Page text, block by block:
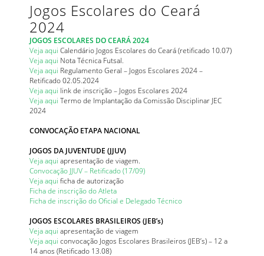
Jogos Escolares do Ceará
2024
JOGOS ESCOLARES DO CEARÁ 2024
Veja aqui Calendário Jogos Escolares do Ceará (retificado 10.07)
Veja aqui Nota Técnica Futsal.
Veja aqui Regulamento Geral – Jogos Escolares 2024 –
Retificado 02.05.2024
Veja aqui link de inscrição – Jogos Escolares 2024
Veja aqui Termo de Implantação da Comissão Disciplinar JEC
2024
CONVOCAÇÃO ETAPA NACIONAL
JOGOS DA JUVENTUDE (JJUV)
Veja aqui apresentação de viagem.
Convocação JJUV – Retificado (17/09)
Veja aqui ficha de autorização
Ficha de inscrição do Atleta
Ficha de inscrição do Oficial e Delegado Técnico
JOGOS ESCOLARES BRASILEIROS (JEB’s)
Veja aqui apresentação de viagem
Veja aqui convocação Jogos Escolares Brasileiros (JEB’s) – 12 a
14 anos (Retificado 13.08)